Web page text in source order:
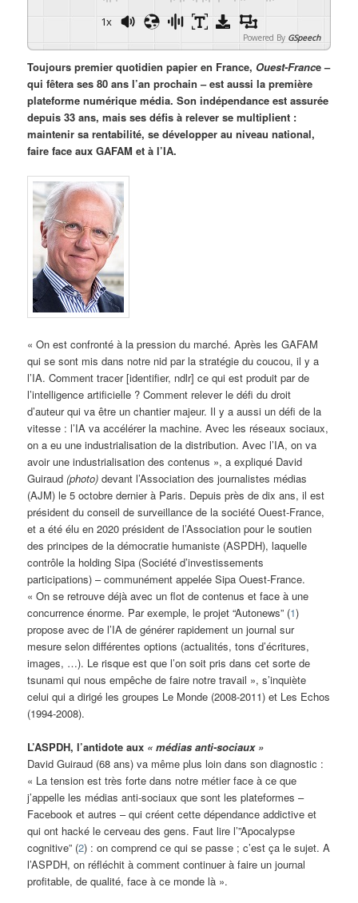
1x
Powered By GSpeech
Toujours premier quotidien papier en France, Ouest-France –
qui fêtera ses 80 ans l’an prochain – est aussi la première
plateforme numérique média. Son indépendance est assurée
depuis 33 ans, mais ses défis à relever se multiplient :
maintenir sa rentabilité, se développer au niveau national,
faire face aux GAFAM et à l’IA.
« On est confronté à la pression du marché. Après les GAFAM
qui se sont mis dans notre nid par la stratégie du coucou, il y a
l’IA. Comment tracer [identifier, ndlr] ce qui est produit par de
l’intelligence artificielle ? Comment relever le défi du droit
d’auteur qui va être un chantier majeur. Il y a aussi un défi de la
vitesse : l’IA va accélérer la machine. Avec les réseaux sociaux,
on a eu une industrialisation de la distribution. Avec l’IA, on va
avoir une industrialisation des contenus », a expliqué David
Guiraud(photo) devant l’Association des journalistes médias
(AJM) le 5 octobre dernier à Paris. Depuis près de dix ans, il est
président du conseil de surveillance de la société Ouest-France,
et a été élu en 2020 président de l’Association pour le soutien
des principes de la démocratie humaniste (ASPDH), laquelle
contrôle la holding Sipa (Société d’investissements
participations) – communément appelée Sipa Ouest-France.
« On se retrouve déjà avec un flot de contenus et face à une
concurrence énorme. Par exemple, le projet “Autonews” (1)
propose avec de l’IA de générer rapidement un journal sur
mesure selon différentes options (actualités, tons d’écritures,
images, …). Le risque est que l’on soit pris dans cet sorte de
tsunami qui nous empêche de faire notre travail », s’inquiète
celui qui a dirigé les groupes Le Monde (2008-2011) et Les Echos
(1994-2008).
L’ASPDH, l’antidote aux « médias anti-sociaux »
David Guiraud (68 ans) va même plus loin dans son diagnostic :
« La tension est très forte dans notre métier face à ce que
j’appelle les médias anti-sociaux que sont les plateformes –
Facebook et autres – qui créent cette dépendance addictive et
qui ont hacké le cerveau des gens. Faut lire l’”Apocalypse
cognitive” (2) : on comprend ce qui se passe ; c’est ça le sujet. A
l’ASPDH, on réfléchit à comment continuer à faire un journal
profitable, de qualité, face à ce monde là ».